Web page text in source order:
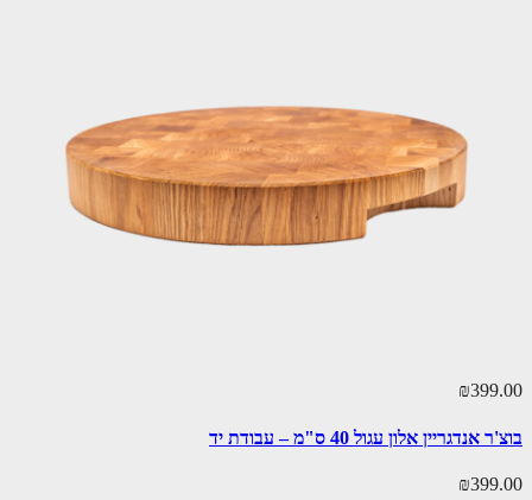
₪399.00
בוצ'ר אנדגריין אלון עגול 40 ס"מ – עבודת יד
₪399.00